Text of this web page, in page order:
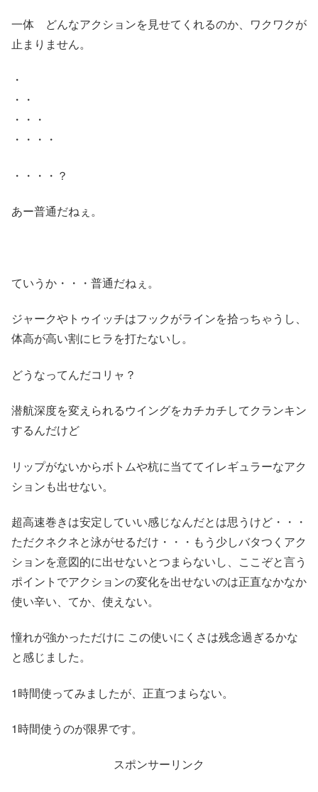
一体 どんなアクションを見せてくれるのか、ワクワクが
止まりません。
・
・・
・・・
・・・・
・・・・？
あー普通だねぇ。
ていうか・・・普通だねぇ。
ジャークやトゥイッチはフックがラインを拾っちゃうし、
体高が高い割にヒラを打たないし。
どうなってんだコリャ？
潜航深度を変えられるウイングをカチカチしてクランキン
するんだけど
リップがないからボトムや杭に当ててイレギュラーなアク
ションも出せない。
超高速巻きは安定していい感じなんだとは思うけど・・・
ただクネクネと泳がせるだけ・・・もう少しバタつくアク
ションを意図的に出せないとつまらないし、ここぞと言う
ポイントでアクションの変化を出せないのは正直なかなか
使い辛い、てか、使えない。
憧れが強かっただけに この使いにくさは残念過ぎるかな
と感じました。
1時間使ってみましたが、正直つまらない。
1時間使うのが限界です。
スポンサーリンク